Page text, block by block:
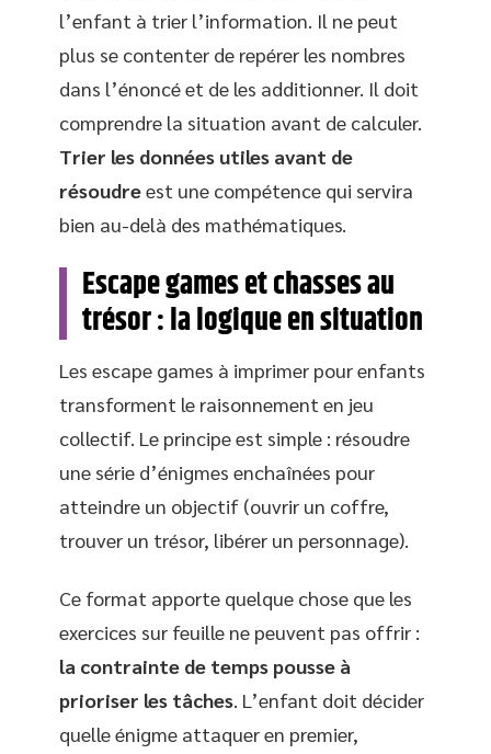
l’enfant à trier l’information. Il ne peut
plus se contenter de repérer les nombres
dans l’énoncé et de les additionner. Il doit
comprendre la situation avant de calculer.
Trier les données utiles avant de
résoudreest une compétence qui servira
bien au-delà des mathématiques.
Escape games et chasses au
trésor : la logique en situation
Les escape games à imprimer pour enfants
transforment le raisonnement en jeu
collectif. Le principe est simple : résoudre
une série d’énigmes enchaînées pour
atteindre un objectif (ouvrir un coffre,
trouver un trésor, libérer un personnage).
Ce format apporte quelque chose que les
exercices sur feuille ne peuvent pas offrir :
la contrainte de temps pousse à
prioriser les tâches. L’enfant doit décider
quelle énigme attaquer en premier,